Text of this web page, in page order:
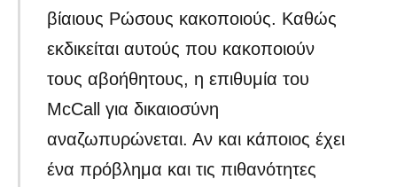
βίαιους Ρώσους κακοποιούς. Καθώς
εκδικείται αυτούς που κακοποιούν
τους αβοήθητους, η επιθυμία του
McCall για δικαιοσύνη
αναζωπυρώνεται. Αν και κάποιος έχει
ένα πρόβλημα και τις πιθανότητες